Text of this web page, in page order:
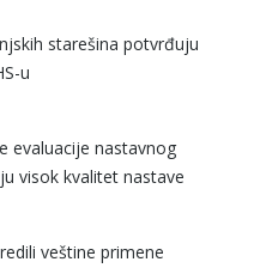
starešina potvrđuju
u
evaluacije nastavnog
visok kvalitet nastave
veštine primene